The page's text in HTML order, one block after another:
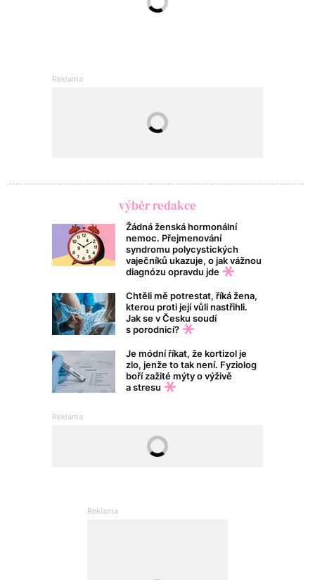
výběr redakce
Žádná ženská hormonální
nemoc. Přejmenování
syndromu polycystických
vaječníků ukazuje, o jak vážnou
diagnózu opravdu jde
Chtěli mě potrestat, říká žena,
kterou proti její vůli nastřihli.
Jak se v Česku soudí
s porodnicí?
Je módní říkat, že kortizol je
zlo, jenže to tak není. Fyziolog
boří zažité mýty o výživě
a stresu